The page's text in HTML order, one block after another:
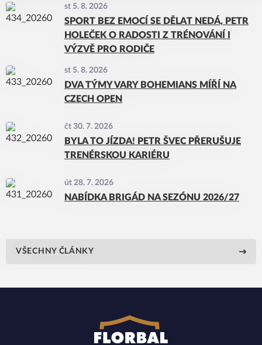
st 5. 8. 2026
SPORT BEZ EMOCÍ SE DĚLAT NEDÁ, PETR
HOLEČEK O RADOSTI Z TRÉNOVÁNÍ I
VÝZVĚ PRO RODIČE
st 5. 8. 2026
DVA TÝMY VARY BOHEMIANS MÍŘÍ NA
CZECH OPEN
čt 30. 7. 2026
BYLA TO JÍZDA! PETR ŠVEC PŘERUŠUJE
TRENÉRSKOU KARIÉRU
út 28. 7. 2026
NABÍDKA BRIGÁD NA SEZÓNU 2026/27
VŠECHNY ČLÁNKY